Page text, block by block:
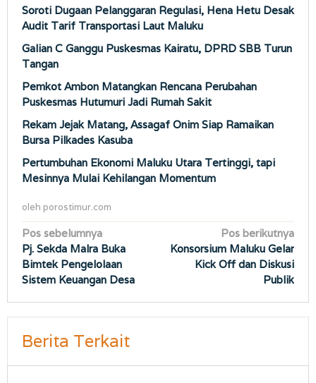
Soroti Dugaan Pelanggaran Regulasi, Hena Hetu Desak
Audit Tarif Transportasi Laut Maluku
Galian C Ganggu Puskesmas Kairatu, DPRD SBB Turun
Tangan
Pemkot Ambon Matangkan Rencana Perubahan
Puskesmas Hutumuri Jadi Rumah Sakit
Rekam Jejak Matang, Assagaf Onim Siap Ramaikan
Bursa Pilkades Kasuba
Pertumbuhan Ekonomi Maluku Utara Tertinggi, tapi
Mesinnya Mulai Kehilangan Momentum
oleh porostimur.com
Navigasi
pos
Pos sebelumnya
Pj. Sekda Malra Buka
Bimtek Pengelolaan
Sistem Keuangan Desa
Pos berikutnya
Konsorsium Maluku Gelar
Kick Off dan Diskusi
Publik
Berita Terkait